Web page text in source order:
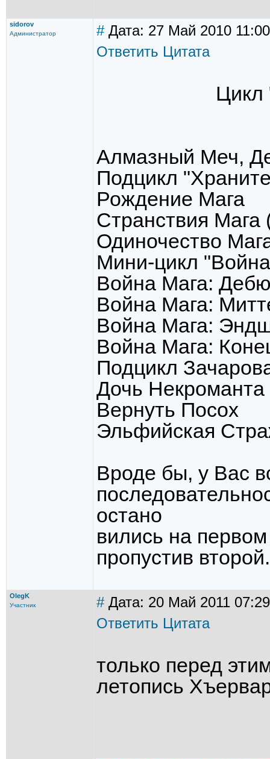
sidorov
Администратор #Дата: 27 Май 2010
Ответить Цитата
Цикл
Алмазный Меч,
Подцикл
Рождение Мага
Странствия Мага
Одиночество
Мини-цикл
Война Мага:
Война Мага:
Война Мага:
Война Мага:
Подцикл
Дочь Некроманта
Вернуть Посох
Эльфийская
Вроде бы, у Вас
остано
вились на
пропустив
OlegK
Участник #Дата: 20 Май 2011 07:29
Ответить Цитата
только перед
летопись